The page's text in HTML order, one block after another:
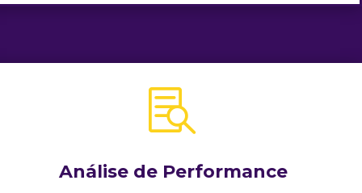

Análise de Performance